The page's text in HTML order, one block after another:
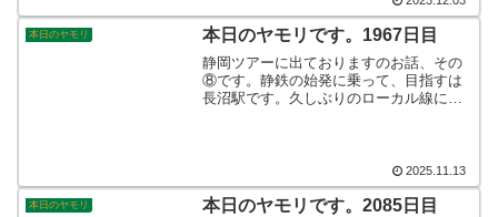
ヤモリです。
本日のヤモリ 本日のヤモリです。1967日目
静岡ツアーに出ておりますのお話、その
⑧です。静鉄の始発に乗って、目指すは
長沼駅です。久しぶりのローカル線に乗
乗り15分弱で到着です。無人駅を降りれ
ば、すぐそこに目指すバンダイの工場は
ありました。そんなこんなで、本日のヤ
2025.11.13
本日のヤモリ 本日のヤモリです。2085日目